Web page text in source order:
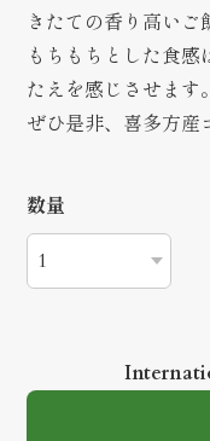
きたての香り高いご
もちもちとした食
たえを感じさせます。
ぜひ是非、喜多方産
数量